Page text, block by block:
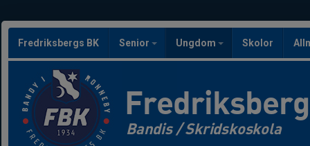
Fredriksbergs BK Senior Ungdom Skolor
Bandis / Skridskoskola